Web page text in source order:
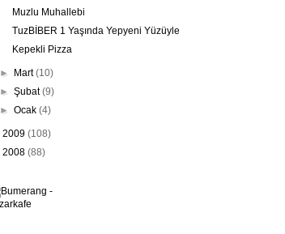
Muzlu Muhallebi
TuzBİBER 1 Yaşında Yepyeni Yüzüyle
Kepekli Pizza
► Mart(10)
►Şubat(9)
►Ocak(4)
2009 (108)
2008 (88)